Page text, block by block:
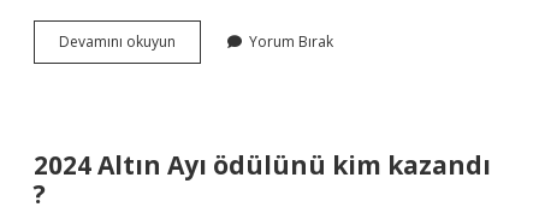
Devamını okuyun
uygulanan
?
Yorum Bırak
2024 Altın Ayı ödülünü kim kazandı
?